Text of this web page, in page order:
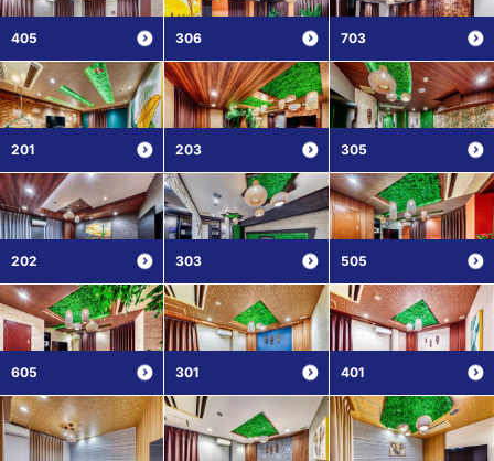
405 306 703
201 203 305
202 303 505
605 301 401